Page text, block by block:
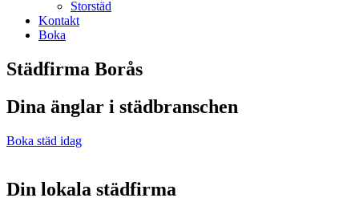
Storstäd
Kontakt
Boka
Städfirma Borås
Dina änglar i städbranschen
Boka städ idag
Din lokala städfirma